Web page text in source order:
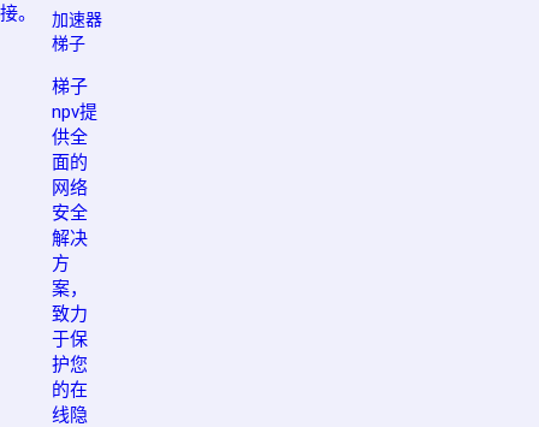
接。
加速器
梯子
梯子
npv提
供全
面的
网络
安全
解决
方
案，
致力
于保
护您
的在
线隐